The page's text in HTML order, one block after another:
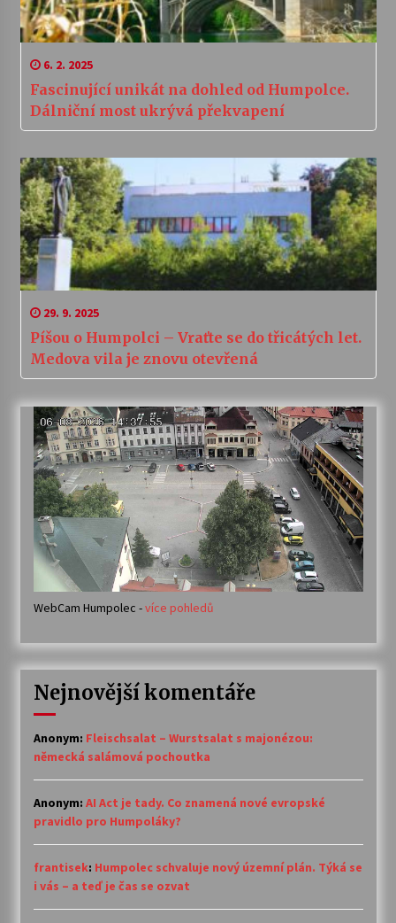
6. 2. 2025
Fascinující unikát na dohled od Humpolce.
Dálniční most ukrývá překvapení
29. 9. 2025
Píšou o Humpolci – Vraťte se do třicátých let.
Medova vila je znovu otevřená
WebCam Humpolec -více pohledů
Nejnovější komentáře
Anonym: Fleischsalat – Wurstsalat s majonézou:
německá salámová pochoutka
Anonym: AI Act je tady. Co znamená nové evropské
pravidlo pro Humpoláky?
frantisek: Humpolec schvaluje nový územní plán. Týká se
i vás – a teď je čas se ozvat